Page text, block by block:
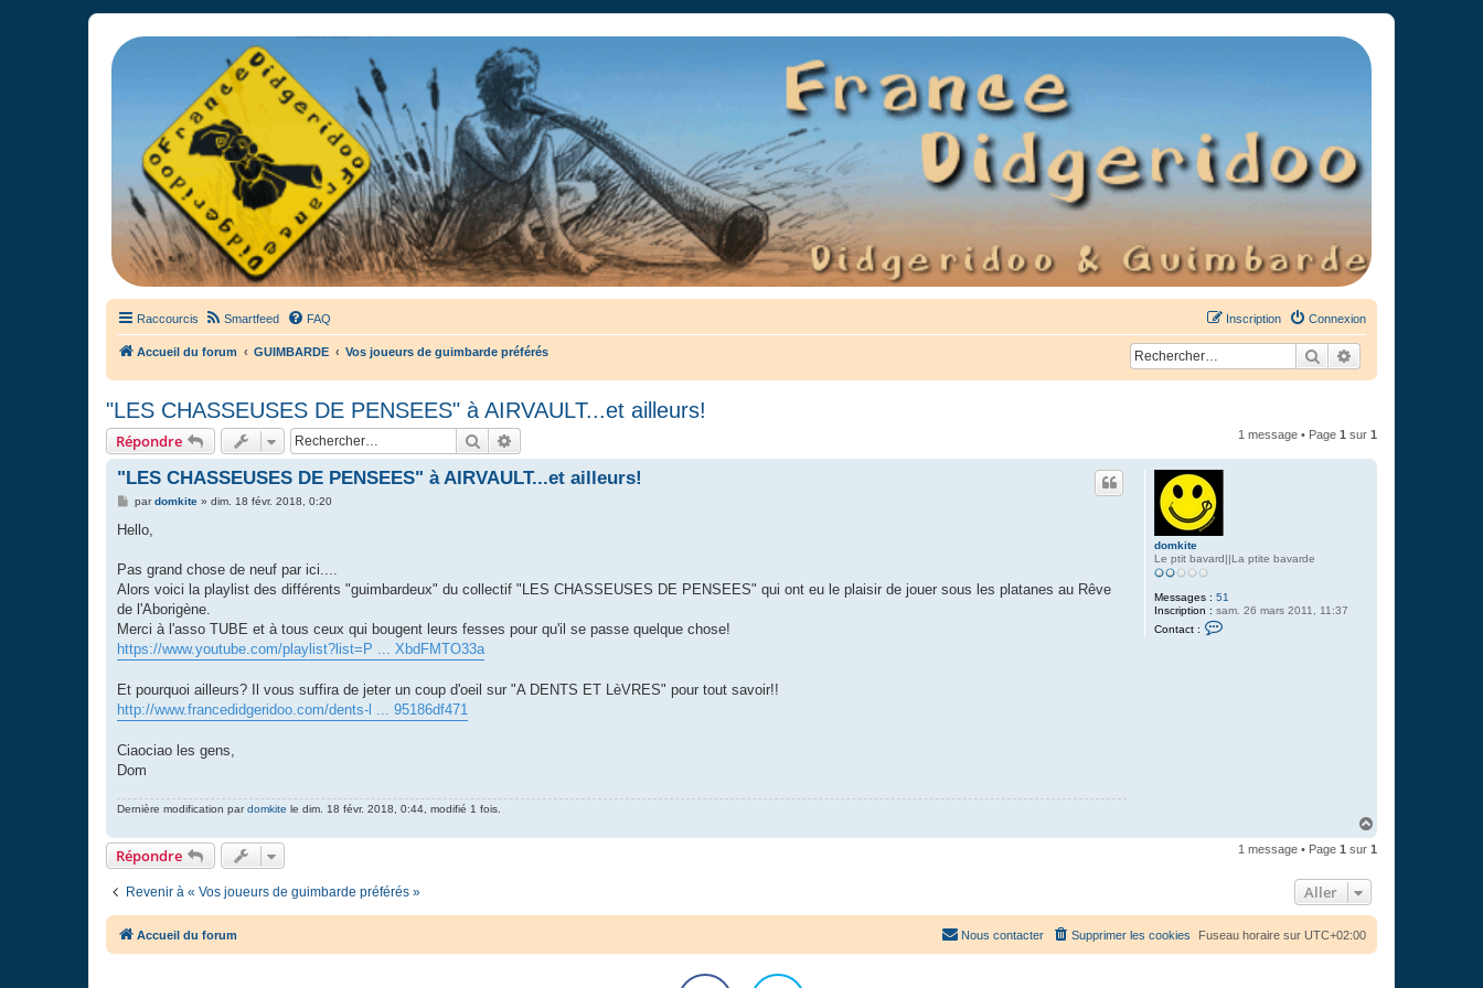
France Didgeridoo
Didgeridoo et Guimbarde sur France Didgeridoo - retrouvez la communauté.
Raccourcis Smartfeed FAQ Connexion
Inscription
Accueil du forum GUIMBARDE Vos joueurs de guimbarde préférés Rechercher
"LES CHASSEUSES DE PENSEES" à AIRVAULT...et ailleurs!
Répondre Rechercher 1 message • Page 1 sur 1
domkite
Le ptit bavard||La ptite bavarde
Messages : 51
Inscription : sam. 26 mars 2011, 11:37
Contact :
"LES CHASSEUSES DE PENSEES" à AIRVAULT...et ailleurs!
M
s
g
pardomkite» dim. 18 févr. 2018, 0:20
Hello,
Pas grand chose de neuf par ici....
Alors voici la playlist des différents "guimbardeux" du collectif "LES CHASSEUSES DE PENSEES" qui ont eu le plaisir de jouer sous les platanes au Rêve
de l'Aborigène.
Merci à l'asso TUBE et à tous ceux qui bougent leurs fesses pour qu'il se passe quelque chose!
https://www.youtube.com/playlist?list=P ... XbdFMTO33a
Et pourquoi ailleurs? Il vous suffira de jeter un coup d'oeil sur "A DENTS ET LèVRES" pour tout savoir!!
http://www.francedidgeridoo.com/dents-l ... 95186df471
Ciaociao les gens,
Dom
Dernière modification pardomkite le dim. 18 févr. 2018, 0:44, modifié 1 fois.
u
Répondre 1 message • Page 1 sur 1
Revenir à « Vos joueurs de guimbarde préférés » Aller
Accueil du forum Fuseau horaire sur UTC+02:00
Supprimer les cookies
Nous contacter